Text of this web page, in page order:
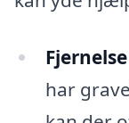
har